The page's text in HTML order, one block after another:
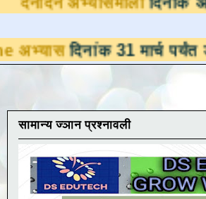
31 मार्च पर्यंत
सामान्य ज्ञान प्रश्नावली